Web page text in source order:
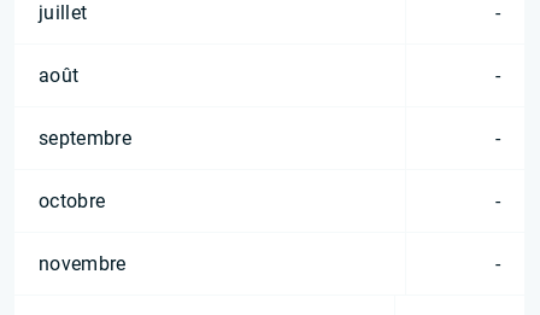
juillet -
août -
septembre -
octobre -
novembre -